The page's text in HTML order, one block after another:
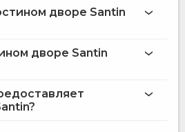
дворе Santin
Гостиный двор Santin
дворе Santin
на сайте